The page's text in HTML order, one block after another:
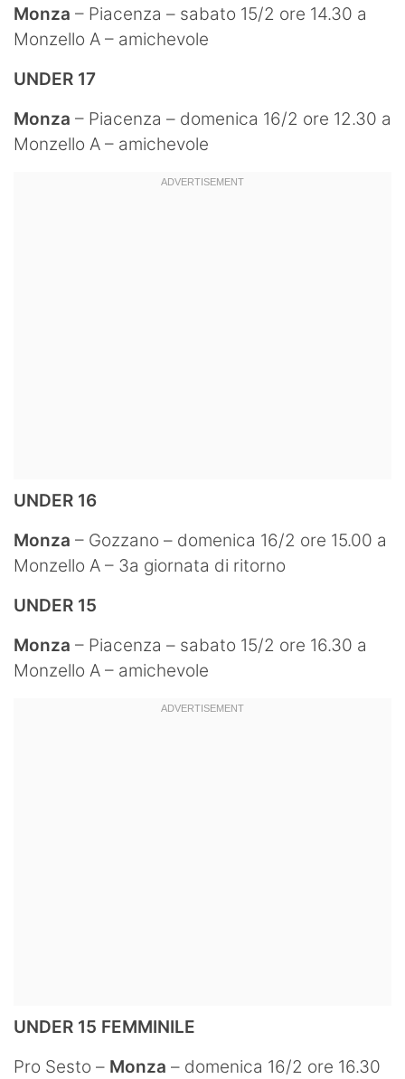
Monza – Piacenza – sabato 15/2 ore 14.30 a
Monzello A – amichevole
UNDER 17
Monza – Piacenza – domenica 16/2 ore 12.30 a
Monzello A – amichevole
UNDER 16
Monza – Gozzano – domenica 16/2 ore 15.00 a
Monzello A – 3a giornata di ritorno
UNDER 15
Monza – Piacenza – sabato 15/2 ore 16.30 a
Monzello A – amichevole
UNDER 15 FEMMINILE
Pro Sesto – Monza – domenica 16/2 ore 16.30